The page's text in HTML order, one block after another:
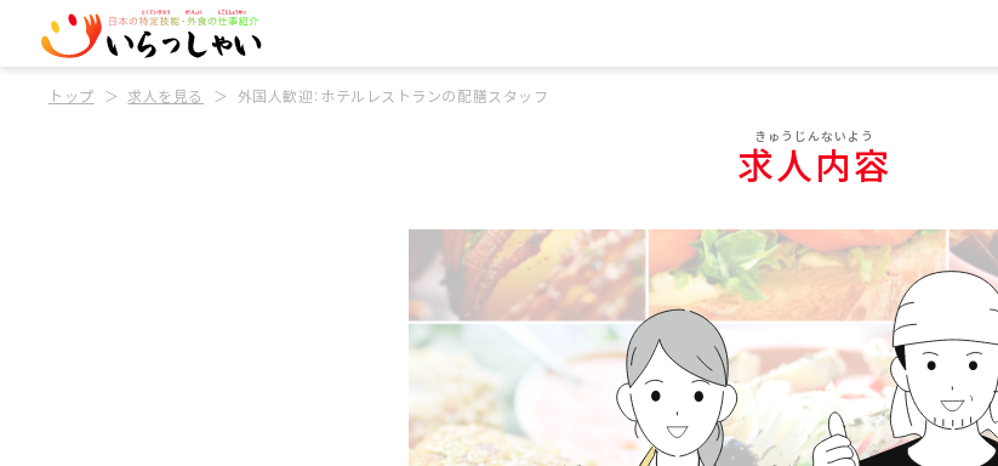
トップ 求人を見る 外国人歓迎：ホテルレストランの配膳スタッフ
求人内容